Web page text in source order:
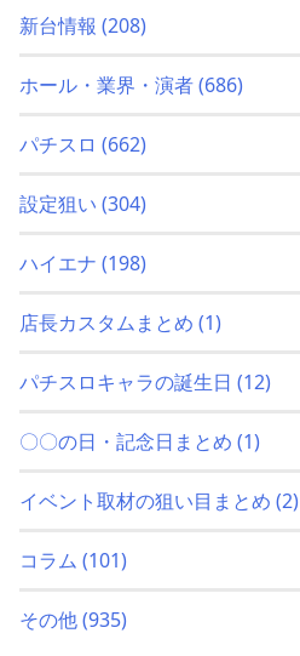
新台情報 (208)
ホール・業界・演者(686)
パチスロ (662)
設定狙い (304)
ハイエナ (198)
店長カスタムまとめ (1)
パチスロキャラの誕生日 (12)
〇〇の日・記念日まとめ (1)
イベント取材の狙い目まとめ (2)
コラム (101)
その他(935)